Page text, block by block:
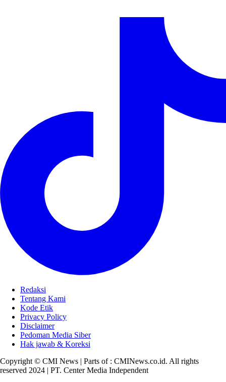
Redaksi
Tentang Kami
Kode Etik
Privacy Policy
Disclaimer
Pedoman Media Siber
Hak jawab & Koreksi
Copyright © CMI News | Parts of : CMINews.co.id. All rights
reserved 2024 | PT. Center Media Independent